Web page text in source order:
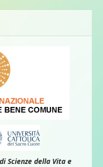
Scienze della Vita e